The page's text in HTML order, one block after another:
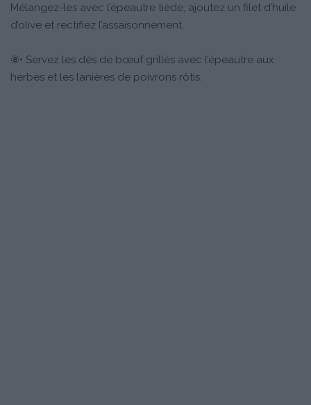
Mélangez-les avec l’épeautre tiède, ajoutez un filet d’huile
d’olive et rectifiez l’assaisonnement.
⑧• Servez les dés de bœuf grillés avec l’épeautre aux
herbes et les lanières de poivrons rôtis.